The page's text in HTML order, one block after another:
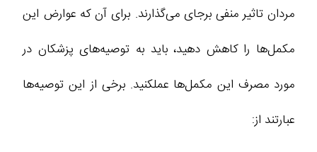
مردان تاثیر منفی برجای می‌گذارند. برای آن که عوارض این
مکمل‌ها را کاهش دهید، باید به توصیه‌های پزشکان در
مورد مصرف این مکمل‌ها عملکنید. برخی از این توصیه‌ها
عبارتند از: